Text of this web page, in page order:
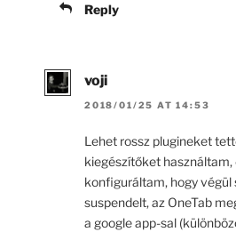
Reply
voji
2018/01/25 AT 14:53
Lehet rossz plugineket
kiegészítőket használtam,
konfiguráltam, hogy végül
suspendelt, az OneTab
a google app-sal